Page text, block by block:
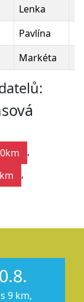
Lenka
Pavlína
Markéta
,
,
9 km,